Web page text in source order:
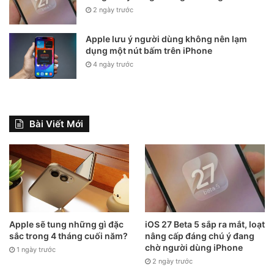
dấu
“+”và bắt đầu tùy chỉnh chế độ tập trung riêng của
mình.
2 ngày trước
Apple lưu ý người dùng không nên lạm
dụng một nút bấm trên iPhone
4 ngày trước
Bài Viết Mới
Apple sẽ tung những gì đặc
sắc trong 4 tháng cuối năm?
1 ngày trước
iOS 27 Beta 5 sắp ra mắt, loạt
nâng cấp đáng chú ý đang
chờ người dùng iPhone
2 ngày trước